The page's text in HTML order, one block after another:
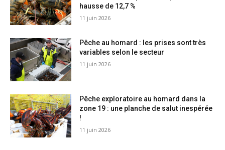
hausse de 12,7 %
11 juin 2026
Pêche au homard : les prises sont très
variables selon le secteur
11 juin 2026
Pêche exploratoire au homard dans la
zone 19 : une planche de salut inespérée
!
11 juin 2026